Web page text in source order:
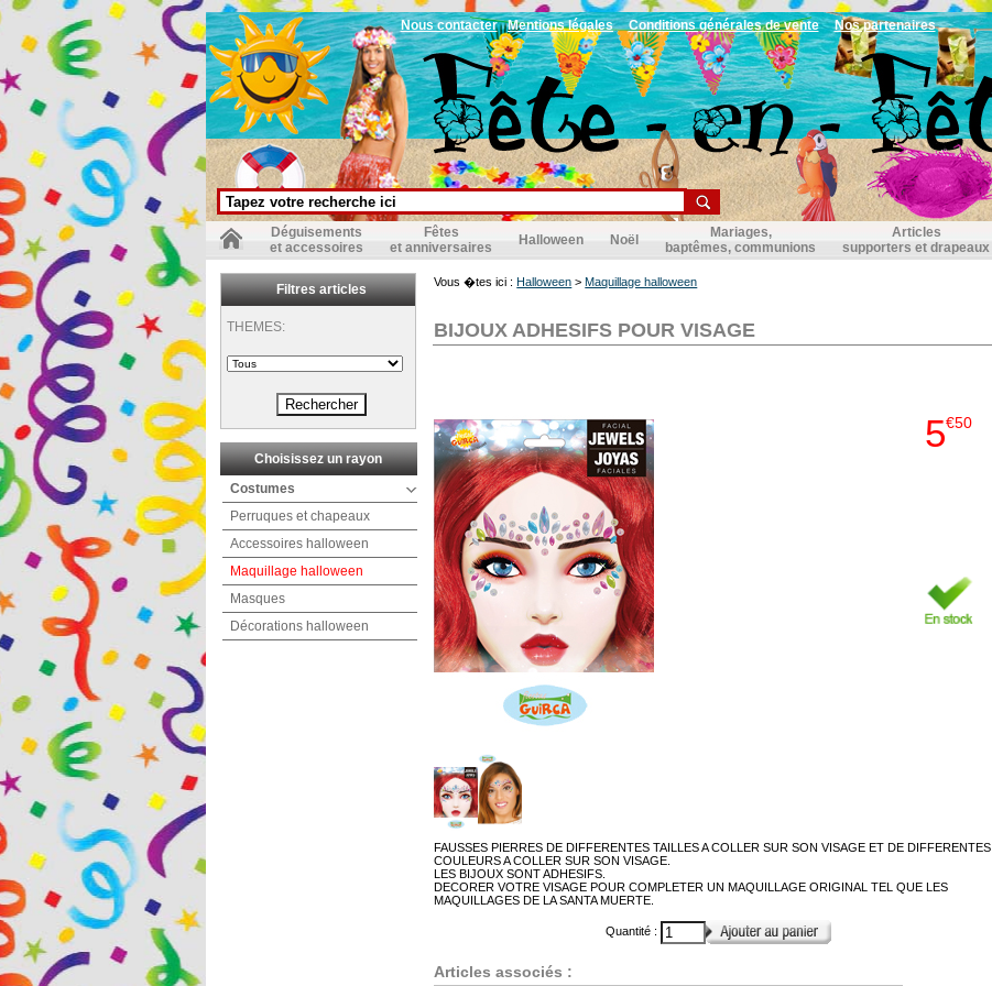
Nous contacter Mentions légales Conditions générales de vente Nos partenaires
Déguisements
et accessoires
Fêtes
et anniversaires
Halloween Noël
Mariages,
baptêmes, communions
Articles
supporters et drapeaux
Filtres articles
THEMES:
Choisissez un rayon
Costumes
Perruques et chapeaux
Accessoires halloween
Maquillage halloween
Masques
Décorations halloween
Vous �tes ici :Halloween >Maquillage halloween
BIJOUX ADHESIFS POUR VISAGE
5€50
FAUSSES PIERRES DE DIFFERENTES TAILLES A COLLER SUR SON VISAGE ET DE DIFFERENTES
COULEURS A COLLER SUR SON VISAGE.
LES BIJOUX SONT ADHESIFS.
DECORER VOTRE VISAGE POUR COMPLETER UN MAQUILLAGE ORIGINAL TEL QUE LES
MAQUILLAGES DE LA SANTA MUERTE.
Quantité :
Articles associés :